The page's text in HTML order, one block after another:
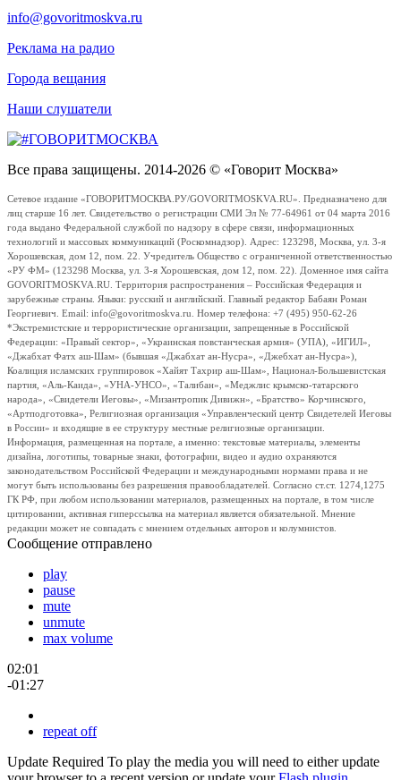
info@govoritmoskva.ru
Реклама на радио
Города вещания
Наши слушатели
Все права защищены. 2014-2026 © «Говорит Москва»
Сетевое издание «ГОВОРИТМОСКВА.РУ/GOVORITMOSKVA.RU». Предназначено для
лиц старше 16 лет. Свидетельство о регистрации СМИ Эл № 77-64961 от 04 марта 2016
года выдано Федеральной службой по надзору в сфере связи, информационных
технологий и массовых коммуникаций (Роскомнадзор). Адрес: 123298, Москва, ул. 3-я
Хорошевская, дом 12, пом. 22. Учредитель Общество с ограниченной ответственностью
«РУ ФМ» (123298 Москва, ул. 3-я Хорошевская, дом 12, пом. 22). Доменное имя сайта
GOVORITMOSKVA.RU. Территория распространения – Российская Федерация и
зарубежные страны. Языки: русский и английский. Главный редактор Бабаян Роман
Георгиевич. Email: info@govoritmoskva.ru. Номер телефона: +7 (495) 950-62-26
*Экстремистские и террористические организации, запрещенные в Российской
Федерации: «Правый сектор», «Украинская повстанческая армия» (УПА), «ИГИЛ»,
«Джабхат Фатх аш-Шам» (бывшая «Джабхат ан-Нусра», «Джебхат ан-Нусра»),
Коалиция исламских группировок «Хайят Тахрир аш-Шам», Национал-Большевистская
партия, «Аль-Каида», «УНА-УНСО», «Талибан», «Меджлис крымско-татарского
народа», «Свидетели Иеговы», «Мизантропик Дивижн», «Братство» Корчинского,
«Артподготовка», Религиозная организация «Управленческий центр Свидетелей Иеговы
в России» и входящие в ее структуру местные религиозные организации.
Информация, размещенная на портале, а именно: текстовые материалы, элементы
дизайна, логотипы, товарные знаки, фотографии, видео и аудио охраняются
законодательством Российской Федерации и международными нормами права и не
могут быть использованы без разрешения правообладателей. Согласно ст.ст. 1274,1275
ГК РФ, при любом использовании материалов, размещенных на портале, в том числе
цитировании, активная гиперссылка на материал является обязательной. Мнение
редакции может не совпадать с мнением отдельных авторов и колумнистов.
Сообщение отправлено
play
pause
mute
unmute
max volume
02:01
-01:27
repeat off
Update Required To play the media you will need to either update